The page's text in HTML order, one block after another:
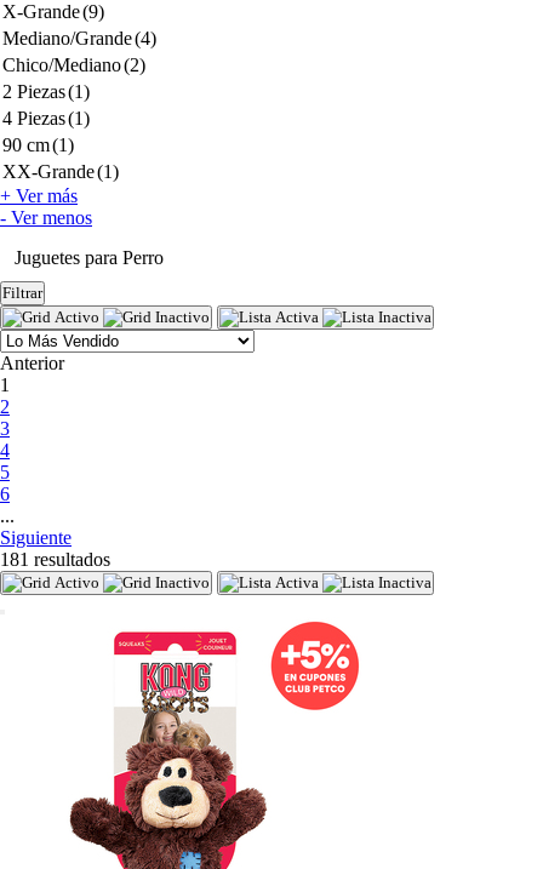
X-Grande(9)
Mediano/Grande(4)
Chico/Mediano(2)
2 Piezas(1)
4 Piezas(1)
90 cm(1)
XX-Grande(1)
+ Ver más
- Ver menos
Juguetes para Perro
Filtrar
Anterior
1
2
3
4
5
6
...
Siguiente
181 resultados